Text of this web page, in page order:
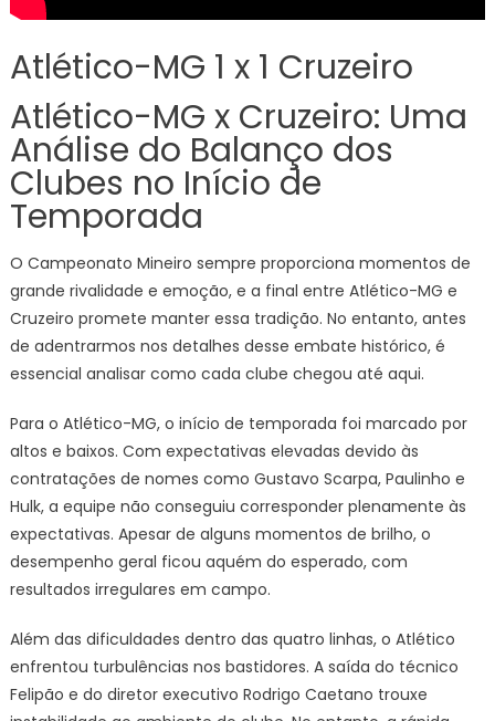
Atlético-MG 1 x 1 Cruzeiro
Atlético-MG x Cruzeiro: Uma
Análise do Balanço dos
Clubes no Início de
Temporada
O Campeonato Mineiro sempre proporciona momentos de
grande rivalidade e emoção, e a final entre Atlético-MG e
Cruzeiro promete manter essa tradição. No entanto, antes
de adentrarmos nos detalhes desse embate histórico, é
essencial analisar como cada clube chegou até aqui.
Para o Atlético-MG, o início de temporada foi marcado por
altos e baixos. Com expectativas elevadas devido às
contratações de nomes como Gustavo Scarpa, Paulinho e
Hulk, a equipe não conseguiu corresponder plenamente às
expectativas. Apesar de alguns momentos de brilho, o
desempenho geral ficou aquém do esperado, com
resultados irregulares em campo.
Além das dificuldades dentro das quatro linhas, o Atlético
enfrentou turbulências nos bastidores. A saída do técnico
Felipão e do diretor executivo Rodrigo Caetano trouxe